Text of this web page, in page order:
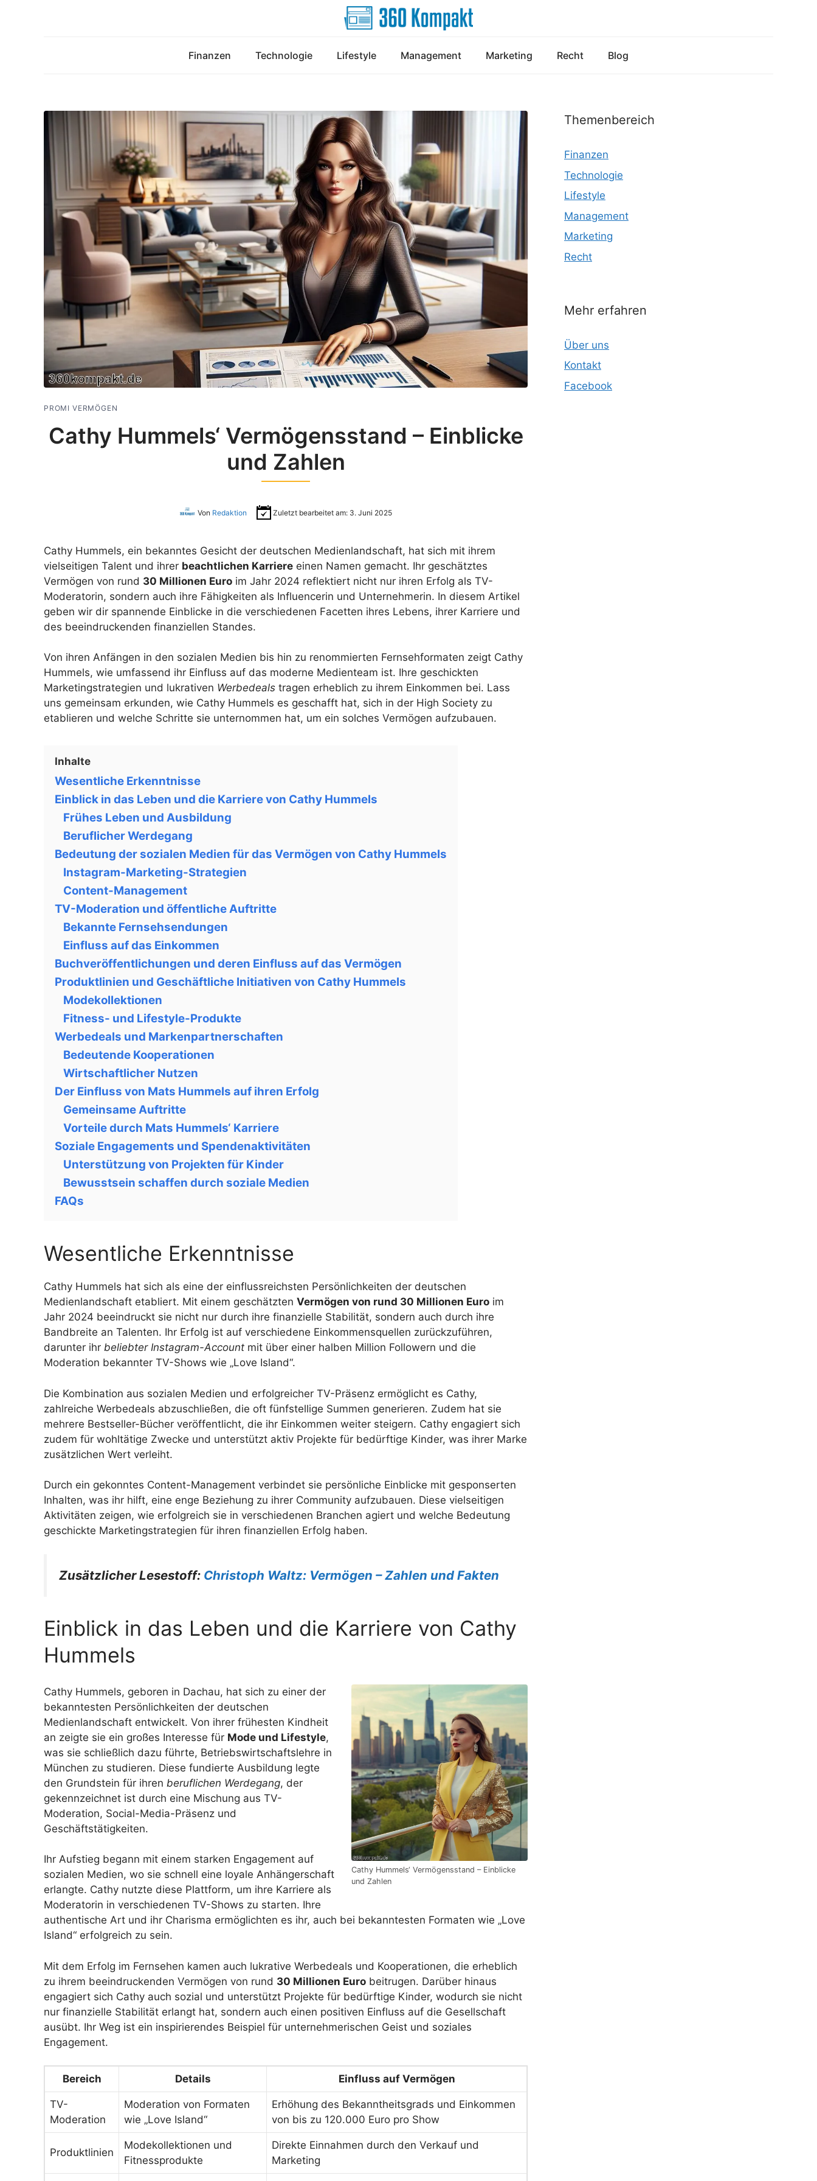
Finanzen
Technologie Lifestyle Management Marketing Recht Blog
PROMI VERMÖGEN
Cathy Hummels‘ Vermögensstand – Einblicke
und Zahlen
Von Redaktion Zuletzt bearbeitet am: 3. Juni 2025
Cathy Hummels, ein bekanntes Gesicht der deutschen Medienlandschaft, hat sich mit ihrem
vielseitigen Talent und ihrer beachtlichen Karriere einen Namen gemacht. Ihr geschätztes
Vermögen von rund 30 Millionen Euro im Jahr 2024 reflektiert nicht nur ihren Erfolg als TV-
Moderatorin, sondern auch ihre Fähigkeiten als Influencerin und Unternehmerin. In diesem Artikel
geben wir dir spannende Einblicke in die verschiedenen Facetten ihres Lebens, ihrer Karriere und
des beeindruckenden finanziellen Standes.
Von ihren Anfängen in den sozialen Medien bis hin zu renommierten Fernsehformaten zeigt Cathy
Hummels, wie umfassend ihr Einfluss auf das moderne Medienteam ist. Ihre geschickten
Marketingstrategien und lukrativen Werbedeals tragen erheblich zu ihrem Einkommen bei. Lass
uns gemeinsam erkunden, wie Cathy Hummels es geschafft hat, sich in der High Society zu
etablieren und welche Schritte sie unternommen hat, um ein solches Vermögen aufzubauen.
Inhalte
Wesentliche Erkenntnisse
Einblick in das Leben und die Karriere von Cathy Hummels
Frühes Leben und Ausbildung
Beruflicher Werdegang
Bedeutung der sozialen Medien für das Vermögen von Cathy Hummels
Instagram-Marketing-Strategien
Content-Management
TV-Moderation und öffentliche Auftritte
Bekannte Fernsehsendungen
Einfluss auf das Einkommen
Buchveröffentlichungen und deren Einfluss auf das Vermögen
Produktlinien und Geschäftliche Initiativen von Cathy Hummels
Modekollektionen
Fitness- und Lifestyle-Produkte
Werbedeals und Markenpartnerschaften
Bedeutende Kooperationen
Wirtschaftlicher Nutzen
Der Einfluss von Mats Hummels auf ihren Erfolg
Gemeinsame Auftritte
Vorteile durch Mats Hummels‘ Karriere
Soziale Engagements und Spendenaktivitäten
Unterstützung von Projekten für Kinder
Bewusstsein schaffen durch soziale Medien
FAQs
Wesentliche Erkenntnisse
Cathy Hummels hat sich als eine der einflussreichsten Persönlichkeiten der deutschen
Medienlandschaft etabliert. Mit einem geschätzten Vermögen von rund 30 Millionen Euro im
Jahr 2024 beeindruckt sie nicht nur durch ihre finanzielle Stabilität, sondern auch durch ihre
Bandbreite an Talenten. Ihr Erfolg ist auf verschiedene Einkommensquellen zurückzuführen,
darunter ihr beliebter Instagram-Account mit über einer halben Million Followern und die
Moderation bekannter TV-Shows wie „Love Island“.
Die Kombination aus sozialen Medien und erfolgreicher TV-Präsenz ermöglicht es Cathy,
zahlreiche Werbedeals abzuschließen, die oft fünfstellige Summen generieren. Zudem hat sie
mehrere Bestseller-Bücher veröffentlicht, die ihr Einkommen weiter steigern. Cathy engagiert sich
zudem für wohltätige Zwecke und unterstützt aktiv Projekte für bedürftige Kinder, was ihrer Marke
zusätzlichen Wert verleiht.
Durch ein gekonntes Content-Management verbindet sie persönliche Einblicke mit gesponserten
Inhalten, was ihr hilft, eine enge Beziehung zu ihrer Community aufzubauen. Diese vielseitigen
Aktivitäten zeigen, wie erfolgreich sie in verschiedenen Branchen agiert und welche Bedeutung
geschickte Marketingstrategien für ihren finanziellen Erfolg haben.
Zusätzlicher Lesestoff: Christoph Waltz: Vermögen – Zahlen und Fakten
Einblick in das Leben und die Karriere von Cathy
Hummels
Cathy Hummels‘ Vermögensstand – Einblicke
und Zahlen
Cathy Hummels, geboren in Dachau, hat sich zu einer der
bekanntesten Persönlichkeiten der deutschen
Medienlandschaft entwickelt. Von ihrer frühesten Kindheit
an zeigte sie ein großes Interesse für Mode und Lifestyle,
was sie schließlich dazu führte, Betriebswirtschaftslehre in
München zu studieren. Diese fundierte Ausbildung legte
den Grundstein für ihren beruflichen Werdegang, der
gekennzeichnet ist durch eine Mischung aus TV-
Moderation, Social-Media-Präsenz und
Geschäftstätigkeiten.
Ihr Aufstieg begann mit einem starken Engagement auf
sozialen Medien, wo sie schnell eine loyale Anhängerschaft
erlangte. Cathy nutzte diese Plattform, um ihre Karriere als
Moderatorin in verschiedenen TV-Shows zu starten. Ihre
authentische Art und ihr Charisma ermöglichten es ihr, auch bei bekanntesten Formaten wie „Love
Island“ erfolgreich zu sein.
Mit dem Erfolg im Fernsehen kamen auch lukrative Werbedeals und Kooperationen, die erheblich
zu ihrem beeindruckenden Vermögen von rund 30 Millionen Euro beitrugen. Darüber hinaus
engagiert sich Cathy auch sozial und unterstützt Projekte für bedürftige Kinder, wodurch sie nicht
nur finanzielle Stabilität erlangt hat, sondern auch einen positiven Einfluss auf die Gesellschaft
ausübt. Ihr Weg ist ein inspirierendes Beispiel für unternehmerischen Geist und soziales
Engagement.
Bereich Details Einfluss auf Vermögen
TV-
Moderation
Moderation von Formaten
wie „Love Island“
Erhöhung des Bekanntheitsgrads und Einkommen
von bis zu 120.000 Euro pro Show
Produktlinien
Modekollektionen und
Fitnessprodukte
Direkte Einnahmen durch den Verkauf und
Marketing
Themenbereich
Finanzen
Technologie
Lifestyle
Management
Marketing
Recht
Mehr erfahren
Über uns
Kontakt
Facebook